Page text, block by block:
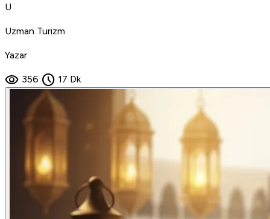
U
Uzman Turizm
Yazar
visibility 356 schedule 17 Dk